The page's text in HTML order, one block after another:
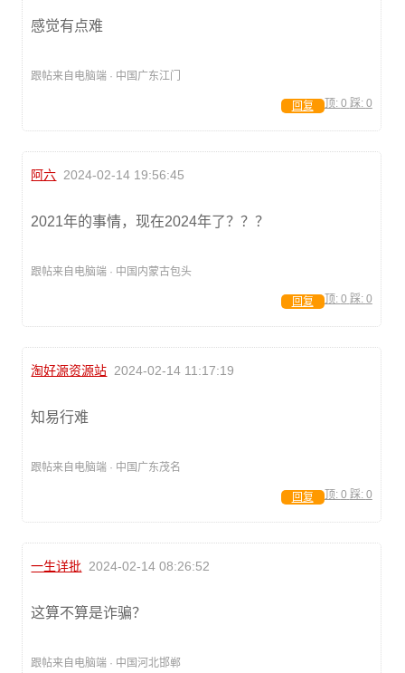
感觉有点难
跟帖来自电脑端 · 中国广东江门
顶: 0 踩: 0
回复
阿六 2024-02-14 19:56:45
2021年的事情，现在2024年了？？？
跟帖来自电脑端 · 中国内蒙古包头
顶: 0 踩: 0
回复
淘好源资源站 2024-02-14 11:17:19
知易行难
跟帖来自电脑端 · 中国广东茂名
顶: 0 踩: 0
回复
一生详批 2024-02-14 08:26:52
这算不算是诈骗？
跟帖来自电脑端 · 中国河北邯郸